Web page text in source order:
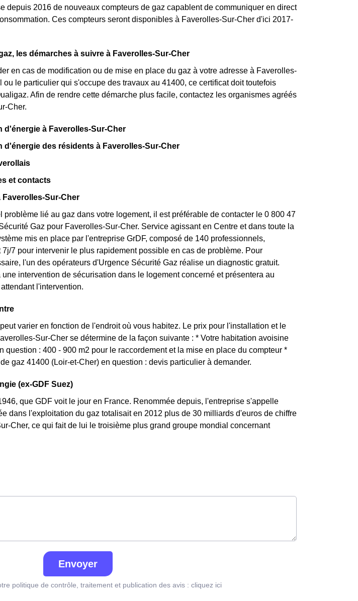
depuis 2016 de nouveaux compteurs de gaz capablent de communiquer en direct
Ces compteurs seront disponibles à Faverolles-Sur-Cher d'ici 2017-
les démarches à suivre à Faverolles-Sur-Cher
en cas de modification ou de mise en place du gaz à votre adresse à Faverolles-
le particulier qui s'occupe des travaux au 41400, ce certificat doit toutefois
Afin de rendre cette démarche plus facile, contactez les organismes agréés
Cher.
à Faverolles-Sur-Cher
des résidents à Faverolles-Sur-Cher
et contacts
Sur-Cher
problème lié au gaz dans votre logement, il est préférable de contacter le 0 800 47
Gaz pour Faverolles-Sur-Cher. Service agissant en Centre et dans toute la
mis en place par l'entreprise GrDF, composé de 140 professionnels,
7 pour intervenir le plus rapidement possible en cas de problème. Pour
l'un des opérateurs d'Urgence Sécurité Gaz réalise un diagnostic gratuit.
intervention de sécurisation dans le logement concerné et présentera au
l'intervention.
varier en fonction de l'endroit où vous habitez. Le prix pour l'installation et le
Sur-Cher se détermine de la façon suivante : * Votre habitation avoisine
question : 400 - 900 m2 pour le raccordement et la mise en place du compteur *
gaz 41400 (Loir-et-Cher) en question : devis particulier à demander.
(ex-GDF Suez)
que GDF voit le jour en France. Renommée depuis, l'entreprise s'appelle
dans l'exploitation du gaz totalisait en 2012 plus de 30 milliards d'euros de chiffre
Cher, ce qui fait de lui le troisième plus grand groupe mondial concernant
Envoyer
politique de contrôle, traitement et publication des avis : cliquez ici